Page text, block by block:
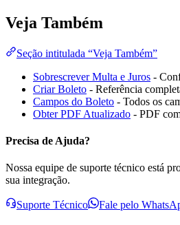
Veja Também
Seção intitulada “Veja Também”
Sobrescrever Multa e Juros -
Criar Boleto - Referência
Campos do Boleto - Todos os
Obter PDF Atualizado - PDF
Precisa de Ajuda?
Nossa equipe de suporte técnico está
sua integração.
Suporte Técnico Fale pelo